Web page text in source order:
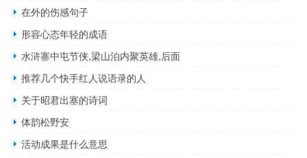
在外的伤感句子
形容心态年轻的成语
水浒寨中屯节侠,梁山泊内聚英雄,后面
推荐几个快手红人说语录的人
关于昭君出塞的诗词
体韵松野安
活动成果是什么意思